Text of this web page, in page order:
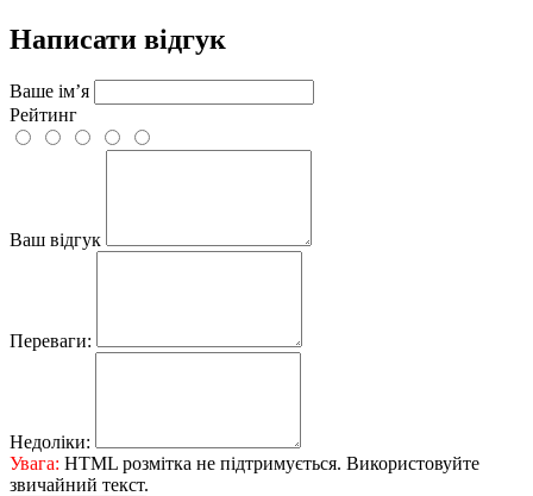
Написати відгук
Ваше ім’я
Рейтинг
Ваш відгук
Переваги:
Недоліки:
Увага: HTML розмітка не підтримується. Використовуйте
звичайний текст.